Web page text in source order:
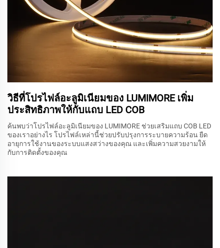
วิธีที่โปรไฟล์อะลูมิเนียมของ LUMIMORE เพิ่ม
ประสิทธิภาพให้กับแถบ LED COB
ค้นพบว่าโปรไฟล์อะลูมิเนียมของ LUMIMORE ช่วยเสริมแถบ COB LED
ของเราอย่างไร โปรไฟล์เหล่านี้ช่วยปรับปรุงการระบายความร้อน ยืด
อายุการใช้งานของระบบแสงสว่างของคุณ และเพิ่มความสวยงามให้
กับการติดตั้งของคุณ